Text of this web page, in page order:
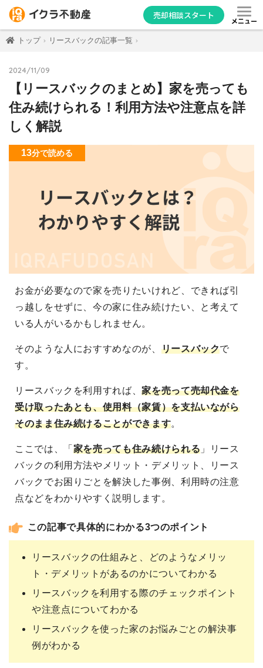
売却相談スタート
メニュー
トップ リースバックの記事一覧
2024/11/09
【リースバックのまとめ】家を売っても
住み続けられる！利用方法や注意点を詳
しく解説
13分で読める
お金が必要なので家を売りたいけれど、できれば引
っ越しをせずに、今の家に住み続けたい、と考えて
いる人がいるかもしれません。
そのような人におすすめなのが、 リースバックで
す。
リースバックを利用すれば、家を売って売却代金を
受け取ったあとも、使用料（家賃）を支払いながら
そのまま住み続けることができます。
ここでは、「 家を売っても住み続けられる 」リース
バックの利用方法やメリット・デメリット、リース
バックでお困りごとを解決した事例、利用時の注意
点などをわかりやすく説明します。
この記事で具体的にわかる3つのポイント
リースバックの仕組みと、どのようなメリッ
ト・デメリットがあるのかについてわかる
リースバックを利用する際のチェックポイント
や注意点についてわかる
リースバックを使った家のお悩みごとの解決事
例がわかる